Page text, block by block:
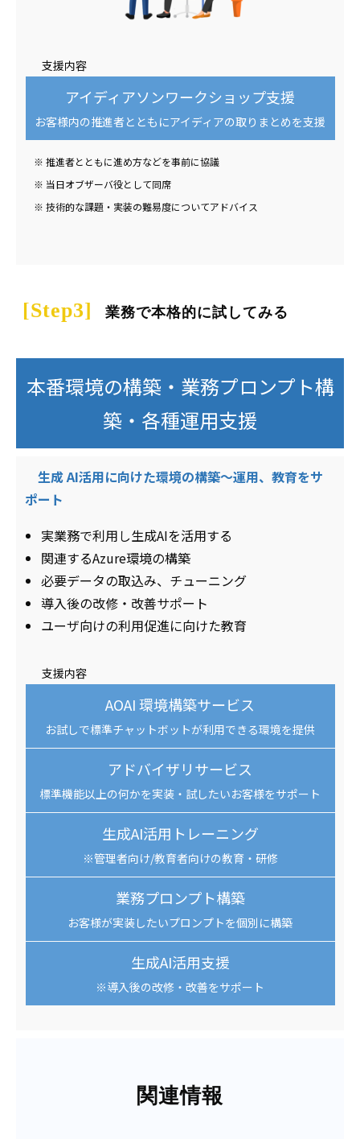
支援内容
アイディアソンワークショップ支援
お客様内の推進者とともにアイディアの取りまとめを支援
※ 推進者とともに進め方などを事前に協議
※ 当日オブザーバ役として同席
※ 技術的な課題・実装の難易度についてアドバイス
[Step3] 業務で本格的に試してみる
本番環境の構築・業務プロンプト構
築・各種運用支援
生成 AI活用に向けた環境の構築～運用、教育をサ
ポート
実業務で利用し生成AIを活用する
関連するAzure環境の構築
必要データの取込み、チューニング
導入後の改修・改善サポート
ユーザ向けの利用促進に向けた教育
支援内容
AOAI 環境構築サービス
お試しで標準チャットボットが利用できる環境を提供
アドバイザリサービス
標準機能以上の何かを実装・試したいお客様をサポート
生成AI活用トレーニング
※管理者向け/教育者向けの教育・研修
業務プロンプト構築
お客様が実装したいプロンプトを個別に構築
生成AI活用支援
※導入後の改修・改善をサポート
関連情報